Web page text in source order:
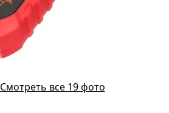
Смотреть все 19 фото